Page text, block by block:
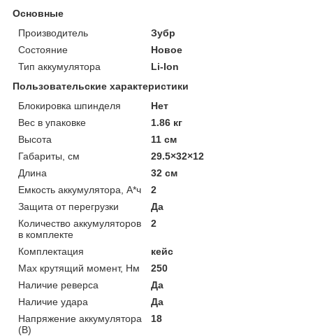
Основные
Производитель
Зубр
Состояние
Новое
Тип аккумулятора
Li-Ion
Пользовательские характеристики
Блокировка шпинделя
Нет
Вес в упаковке
1.86 кг
Высота
11 см
Габариты, см
29.5×32×12
Длина
32 см
Емкость аккумулятора, А*ч
2
Защита от перегрузки
Да
Количество аккумуляторов
в комплекте
2
Комплектация
кейс
Мах крутящий момент, Нм
250
Наличие реверса
Да
Наличие удара
Да
Напряжение аккумулятора
(В)
18